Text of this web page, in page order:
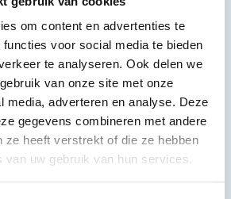
om content en advertenties te
voor social media te bieden
te analyseren. Ook delen we
van onze site met onze
media, adverteren en analyse. Deze
gegevens combineren met andere
ze heeft verstrekt of die ze hebben
van uw gebruik van hun services.
Horizontale schoor 250
Artikelcode: 30322
Telestabilisator 200 cm
Artikelcode: 40212
Kantplankset aluminium 75x250